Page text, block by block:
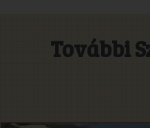
További